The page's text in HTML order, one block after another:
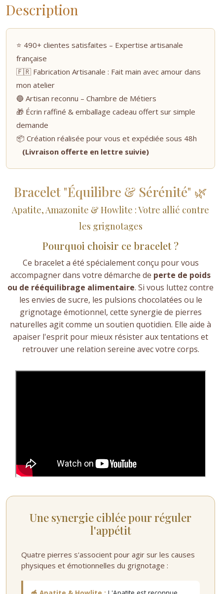
Description
⭐ 490+ clientes satisfaites – Expertise artisanale
française
🇫🇷 Fabrication Artisanale : Fait main avec amour dans
mon atelier
🔵 Artisan reconnu – Chambre de Métiers
🎁 Écrin raffiné & emballage cadeau offert sur simple
demande
📦 Création réalisée pour vous et expédiée sous 48h
(Livraison offerte en lettre suivie)
Bracelet "Équilibre & Sérénité" 🌿
Apatite, Amazonite & Howlite : Votre allié contre
les grignotages
Pourquoi choisir ce bracelet ?
Ce bracelet a été spécialement conçu pour vous
accompagner dans votre démarche de perte de poids
ou de rééquilibrage alimentaire. Si vous luttez contre
les envies de sucre, les pulsions chocolatées ou le
grignotage émotionnel, cette synergie de pierres
naturelles agit comme un soutien quotidien. Elle aide à
apaiser l'esprit pour mieux résister aux tentations et
retrouver une relation sereine avec votre corps.
Une synergie ciblée pour réguler
l'appétit
Quatre pierres s'associent pour agir sur les causes
physiques et émotionnelles du grignotage :